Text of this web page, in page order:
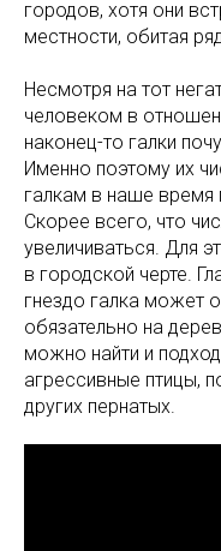
городов, хотя они
местности, обитая
Несмотря на тот
человеком в
наконец-то галки
Именно поэтому их
галкам в наше время
Скорее всего, что
увеличиваться. Для
в городской черте.
гнездо галка может
обязательно на
можно найти и
агрессивные птицы,
других пернатых.